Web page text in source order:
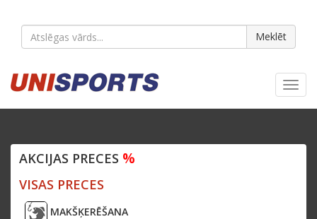
Meklēt
AKCIJAS PRECES %
VISAS PRECES
MAKŠĶERĒŠANA